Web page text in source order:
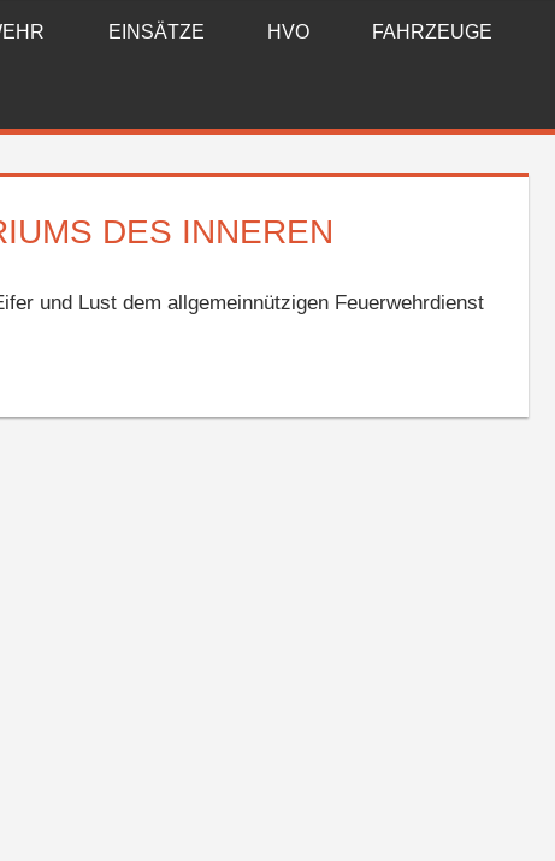
EINSÄTZE HVO FAHRZEUGE
DES INNEREN
und Lust dem allgemeinnützigen Feuerwehrdienst